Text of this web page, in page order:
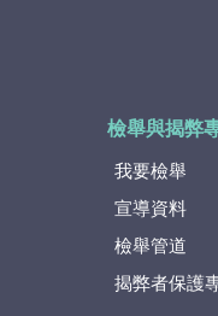
檢舉與揭弊
我要檢舉
宣導資料
檢舉管道
揭弊者保護